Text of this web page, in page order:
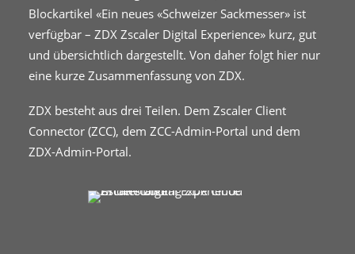
Blockartikel «Ein neues «Schweizer Sackmesser» ist
verfügbar – ZDX Zscaler Digital Experience» kurz, gut
und übersichtlich dargestellt. Von daher folgt hier nur
eine kurze Zusammenfassung von ZDX.
ZDX besteht aus drei Teilen. Dem Zscaler Client
Connector (ZCC), dem ZCC-Admin-Portal und dem
ZDX-Admin-Portal.